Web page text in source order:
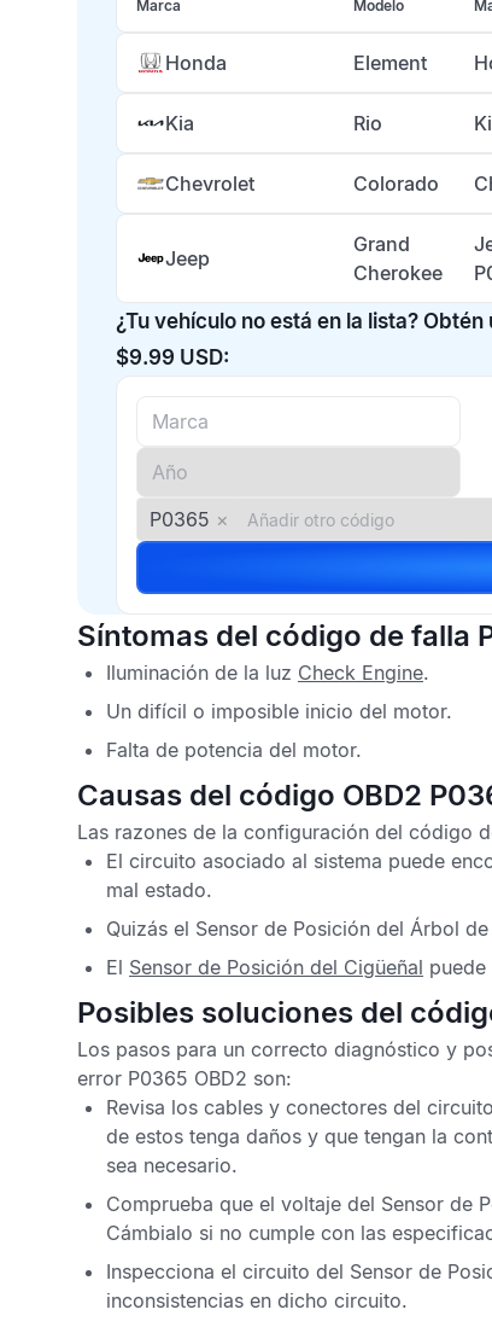
Marca Modelo
Honda Element
Kia Rio
Chevrolet Colorado
Jeep
Grand
Cherokee
¿Tu vehículo no está en la lista?
$9.99 USD:
P0365 ×
Síntomas del código de falla
Iluminación de la luz Check Engine.
Un difícil o imposible inicio del motor.
Falta de potencia del motor.
Causas del código OBD2
Las razones de la configuración del código
El circuito asociado al sistema puede
mal estado.
Quizás el Sensor de Posición del Árbol
El Sensor de Posición del Cigüeñal puede
Posibles soluciones del
Los pasos para un correcto diagnóstico y
error P0365 OBD2 son:
Revisa los cables y conectores del
de estos tenga daños y que tengan la
sea necesario.
Comprueba que el voltaje del Sensor de
Cámbialo si no cumple con las
Inspecciona el circuito del Sensor de
inconsistencias en dicho circuito.